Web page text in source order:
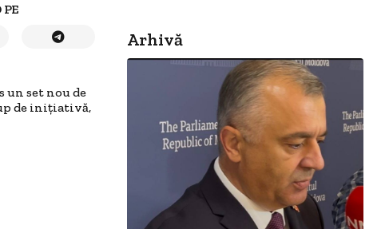
un set nou de
de iniţiativă,
Arhivă